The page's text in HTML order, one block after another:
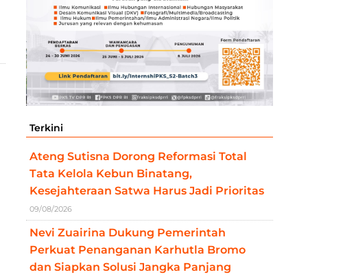
Terkini
Ateng Sutisna Dorong Reformasi Total
Tata Kelola Kebun Binatang,
Kesejahteraan Satwa Harus Jadi Prioritas
09/08/2026
Nevi Zuairina Dukung Pemerintah
Perkuat Penanganan Karhutla Bromo
dan Siapkan Solusi Jangka Panjang